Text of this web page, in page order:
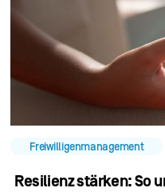
Freiwilligenmanagement
Resilienz stärken: So